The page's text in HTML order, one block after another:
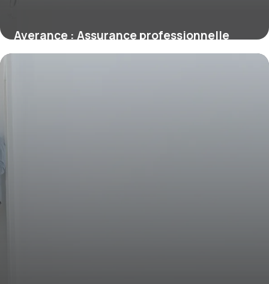
Averance : Assurance professionnelle
expert